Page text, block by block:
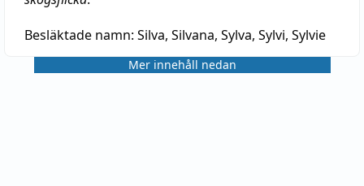
Besläktade namn: Silva, Silvana, Sylva, Sylvi, Sylvie
Mer innehåll nedan